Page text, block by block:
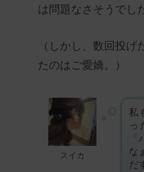
は問題なさそうでし
（しかし、数回投
たのはご愛嬌。）
スイカ
私
っ
な
だ